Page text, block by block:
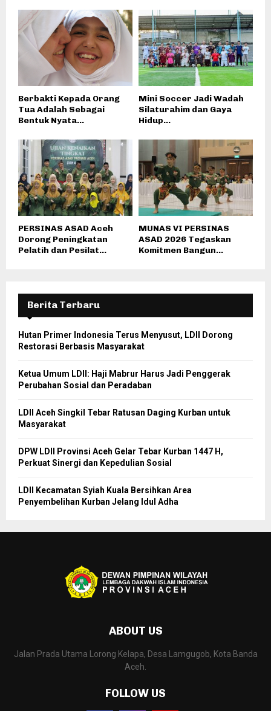
Berbakti Kepada Orang
Tua Adalah Sebagai
Bentuk Nyata...
Mini Soccer Jadi Wadah
Silaturahim dan Gaya
Hidup...
PERSINAS ASAD Aceh
Dorong Peningkatan
Pelatih dan Pesilat...
MUNAS VI PERSINAS
ASAD 2026 Tegaskan
Komitmen Bangun...
Berita Terbaru
Hutan Primer Indonesia Terus Menyusut, LDII Dorong
Restorasi Berbasis Masyarakat
Ketua Umum LDII: Haji Mabrur Harus Jadi Penggerak
Perubahan Sosial dan Peradaban
LDII Aceh Singkil Tebar Ratusan Daging Kurban untuk
Masyarakat
DPW LDII Provinsi Aceh Gelar Tebar Kurban 1447 H,
Perkuat Sinergi dan Kepedulian Sosial
LDII Kecamatan Syiah Kuala Bersihkan Area
Penyembelihan Kurban Jelang Idul Adha
ABOUT US
Jalan Prada Utama Lorong Kelapa, Desa Lamgugob, Kota Banda
Aceh.
FOLLOW US